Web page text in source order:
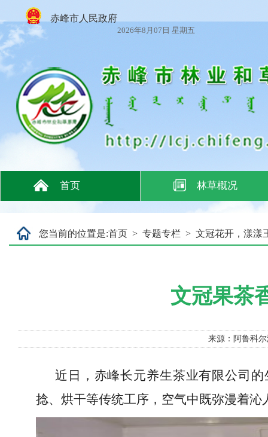
赤峰市人民政府
2026年8月07日 星期五
首页 林草概况
您当前的位置是:首页 > 专题专栏 > 文冠花开，漾漾
文冠果茶
来源：阿鲁科
近日，赤峰长元养生茶业有限公司
捻、烘干等传统工序，空气中既弥漫着